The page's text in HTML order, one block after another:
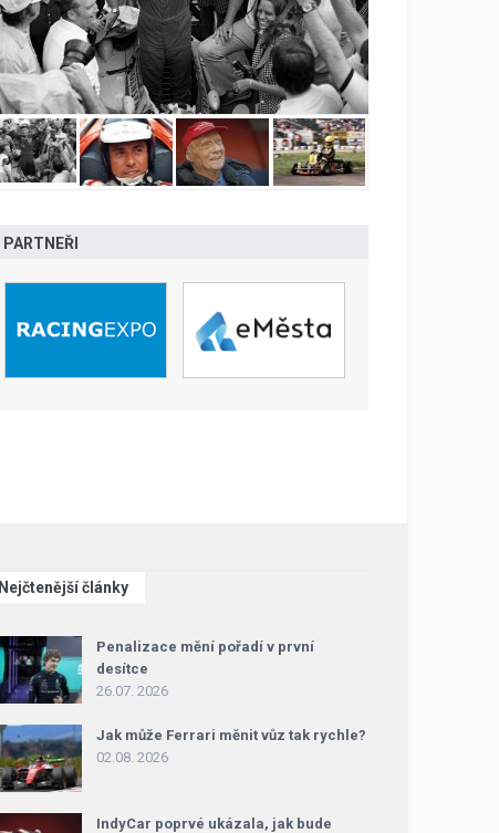
PARTNEŘI
Nejčtenější články
Penalizace mění pořadí v první
desítce
26.07. 2026
Jak může Ferrari měnit vůz tak rychle?
02.08. 2026
IndyCar poprvé ukázala, jak bude